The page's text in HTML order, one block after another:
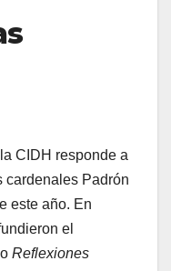
CIDH responde a
cardenales Padrón
este año. En
el
Reflexiones